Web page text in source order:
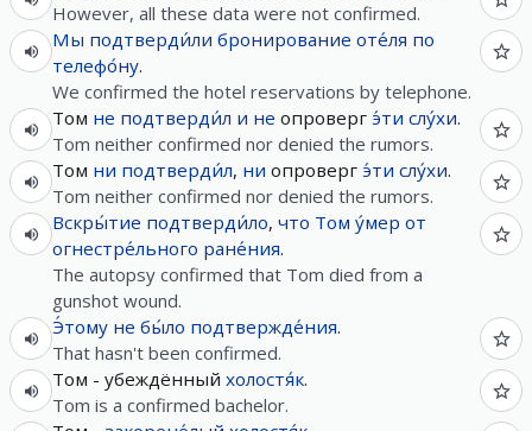
However, all these data were not confirmed.
Мы подтверди́ли бронирование оте́ля по
телефо́ну.
We confirmed the hotel reservations by telephone.
Том не подтверди́л и не опроверг э́ти слу́хи.
Tom neither confirmed nor denied the rumors.
Том ни подтверди́л, ни опроверг э́ти слу́хи.
Tom neither confirmed nor denied the rumors.
Вскры́тие подтверди́ло, что Том у́мер от
огнестре́льного ране́ния.
The autopsy confirmed that Tom died from a
gunshot wound.
Э́тому не бы́ло подтвержде́ния.
That hasn't been confirmed.
Том - убеждённый холостя́к.
Tom is a confirmed bachelor.